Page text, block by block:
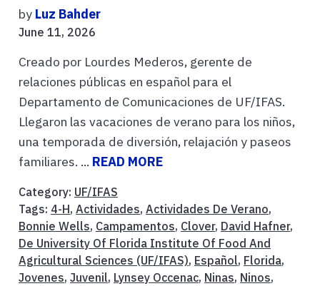
by Luz Bahder
June 11, 2026
Creado por Lourdes Mederos, gerente de
relaciones públicas en español para el
Departamento de Comunicaciones de UF/IFAS.
Llegaron las vacaciones de verano para los niños,
una temporada de diversión, relajación y paseos
familiares. ... READ MORE
Category: UF/IFAS
Tags: 4-H, Actividades, Actividades De Verano,
Bonnie Wells, Campamentos, Clover, David Hafner,
De University Of Florida Institute Of Food And
Agricultural Sciences (UF/IFAS), Español, Florida,
Jovenes, Juvenil, Lynsey Occenac, Ninas, Ninos,